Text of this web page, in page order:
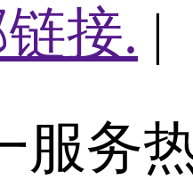
接. |
服务